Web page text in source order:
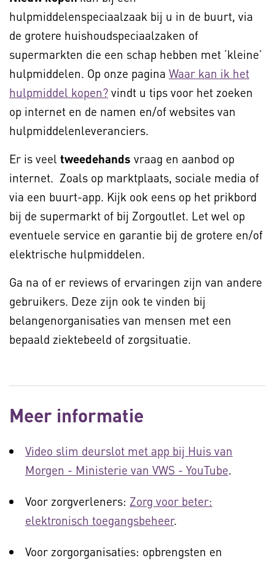
hulpmiddelenspeciaalzaak bij u in de buurt, via
de grotere huishoudspeciaalzaken of
supermarkten die een schap hebben met ‘kleine’
hulpmiddelen. Op onze pagina Waar kan ik het
hulpmiddel kopen? vindt u tips voor het zoeken
op internet en de namen en/of websites van
hulpmiddelenleveranciers.
Er is veel tweedehands vraag en aanbod op
internet. Zoals op marktplaats, sociale media of
via een buurt-app. Kijk ook eens op het prikbord
bij de supermarkt of bij Zorgoutlet. Let wel op
eventuele service en garantie bij de grotere en/of
elektrische hulpmiddelen.
Ga na of er reviews of ervaringen zijn van andere
gebruikers. Deze zijn ook te vinden bij
belangenorganisaties van mensen met een
bepaald ziektebeeld of zorgsituatie.
Meer informatie
Video slim deurslot met app bij Huis van
Morgen - Ministerie van VWS - YouTube.
Voor zorgverleners: Zorg voor beter:
elektronisch toegangsbeheer.
Voor zorgorganisaties: opbrengsten en